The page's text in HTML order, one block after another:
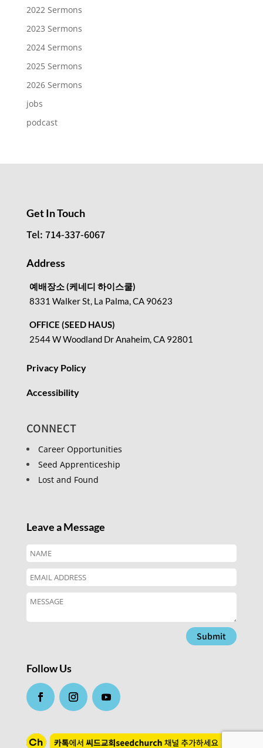
2022 Sermons
2023 Sermons
2024 Sermons
2025 Sermons
2026 Sermons
jobs
podcast
Get In Touch
Tel: 714-337-6067
Address
예배장소 (케네디 하이스쿨)
8331 Walker St, La Palma, CA 90623
OFFICE (SEED HAUS)
2544 W Woodland Dr Anaheim, CA 92801
Privacy Policy
Accessibility
CONNECT
Career Opportunities
Seed Apprenticeship
Lost and Found
Leave a Message
Submit
Follow Us